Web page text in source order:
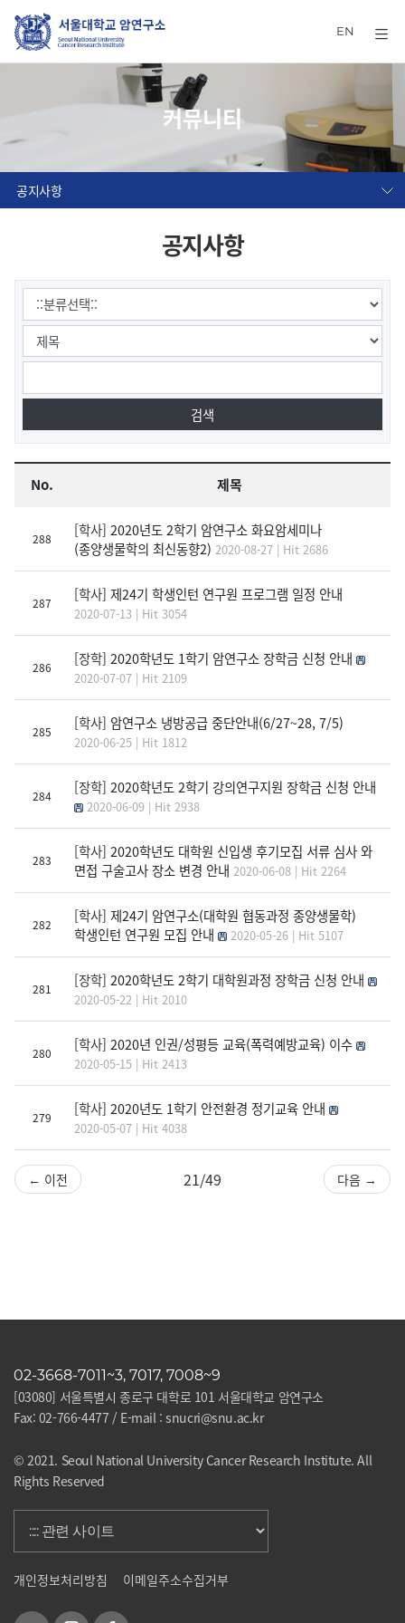
EN
커뮤니티
공지사항
공지사항
No. 제목
288 [학사] 2020년도 2학기 암연구소 화요암세미나
(종양생물학의 최신동향2) 2020-08-27 | Hit 2686
287 [학사] 제24기 학생인턴 연구원 프로그램 일정 안내
2020-07-13 | Hit 3054
286 [장학] 2020학년도 1학기 암연구소 장학금 신청 안내
2020-07-07 | Hit 2109
285 [학사] 암연구소 냉방공급 중단안내(6/27~28, 7/5)
2020-06-25 | Hit 1812
284 [장학] 2020학년도 2학기 강의연구지원 장학금 신청 안내
2020-06-09 | Hit 2938
283 [학사] 2020학년도 대학원 신입생 후기모집 서류 심사 와
면접 구술고사 장소 변경 안내 2020-06-08 | Hit 2264
282 [학사] 제24기 암연구소(대학원 협동과정 종양생물학)
학생인턴 연구원 모집 안내
2020-05-26 | Hit 5107
281 [장학] 2020학년도 2학기 대학원과정 장학금 신청 안내
2020-05-22 | Hit 2010
280 [학사] 2020년 인권/성평등 교육(폭력예방교육) 이수
2020-05-15 | Hit 2413
279 [학사] 2020년도 1학기 안전환경 정기교육 안내
2020-05-07 | Hit 4038
← 이전 21/49 다음 →
02-3668-7011~3, 7017, 7008~9
[03080] 서울특별시 종로구 대학로 101 서울대학교 암연구소
Fax: 02-766-4477 / E-mail : snucri@snu.ac.kr
© 2021. Seoul National University Cancer Research Institute. All
Rights Reserved
개인정보처리방침 이메일주소수집거부